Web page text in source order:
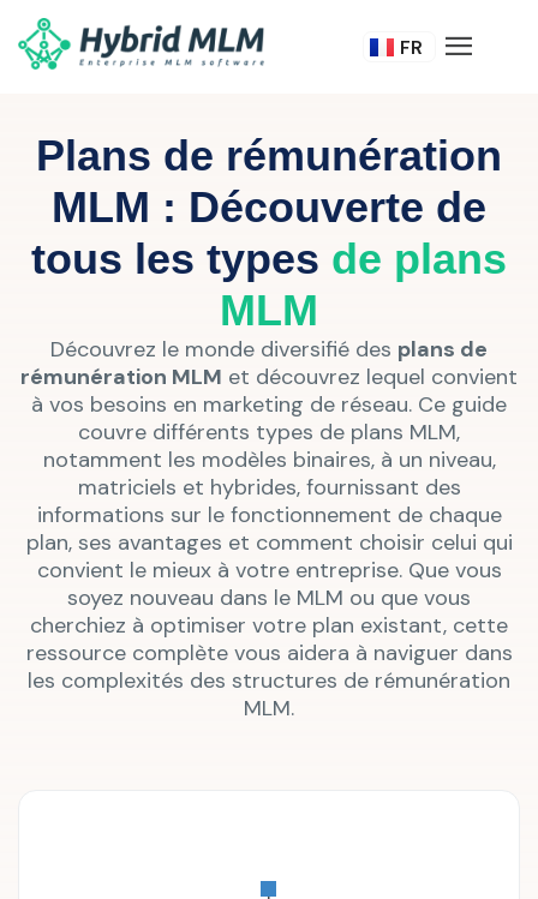
FR
IT
Plans de rémunération
MLM : Découverte de
tous les types de plans
MLM
Découvrez le monde diversifié des plans de
rémunération MLM et découvrez lequel convient
à vos besoins en marketing de réseau. Ce guide
couvre différents types de plans MLM,
notamment les modèles binaires, à un niveau,
matriciels et hybrides, fournissant des
informations sur le fonctionnement de chaque
plan, ses avantages et comment choisir celui qui
convient le mieux à votre entreprise. Que vous
soyez nouveau dans le MLM ou que vous
cherchiez à optimiser votre plan existant, cette
ressource complète vous aidera à naviguer dans
les complexités des structures de rémunération
MLM.